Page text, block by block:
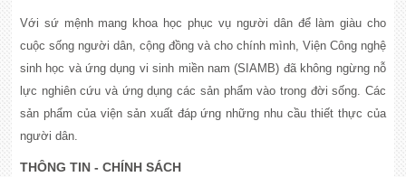
Với sứ mệnh mang khoa học phục vụ người dân để làm giàu cho
cuộc sống người dân, cộng đồng và cho chính mình, Viện Công nghệ
sinh học và ứng dụng vi sinh miền nam (SIAMB) đã không ngừng nỗ
lực nghiên cứu và ứng dụng các sản phẩm vào trong đời sống. Các
sản phẩm của viện sản xuất đáp ứng những nhu cầu thiết thực của
người dân.
THÔNG TIN - CHÍNH SÁCH